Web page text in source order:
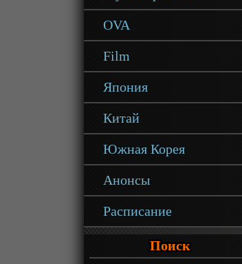
OVA
Film
Япония
Китай
Южная Корея
Анонсы
Расписание
Поиск